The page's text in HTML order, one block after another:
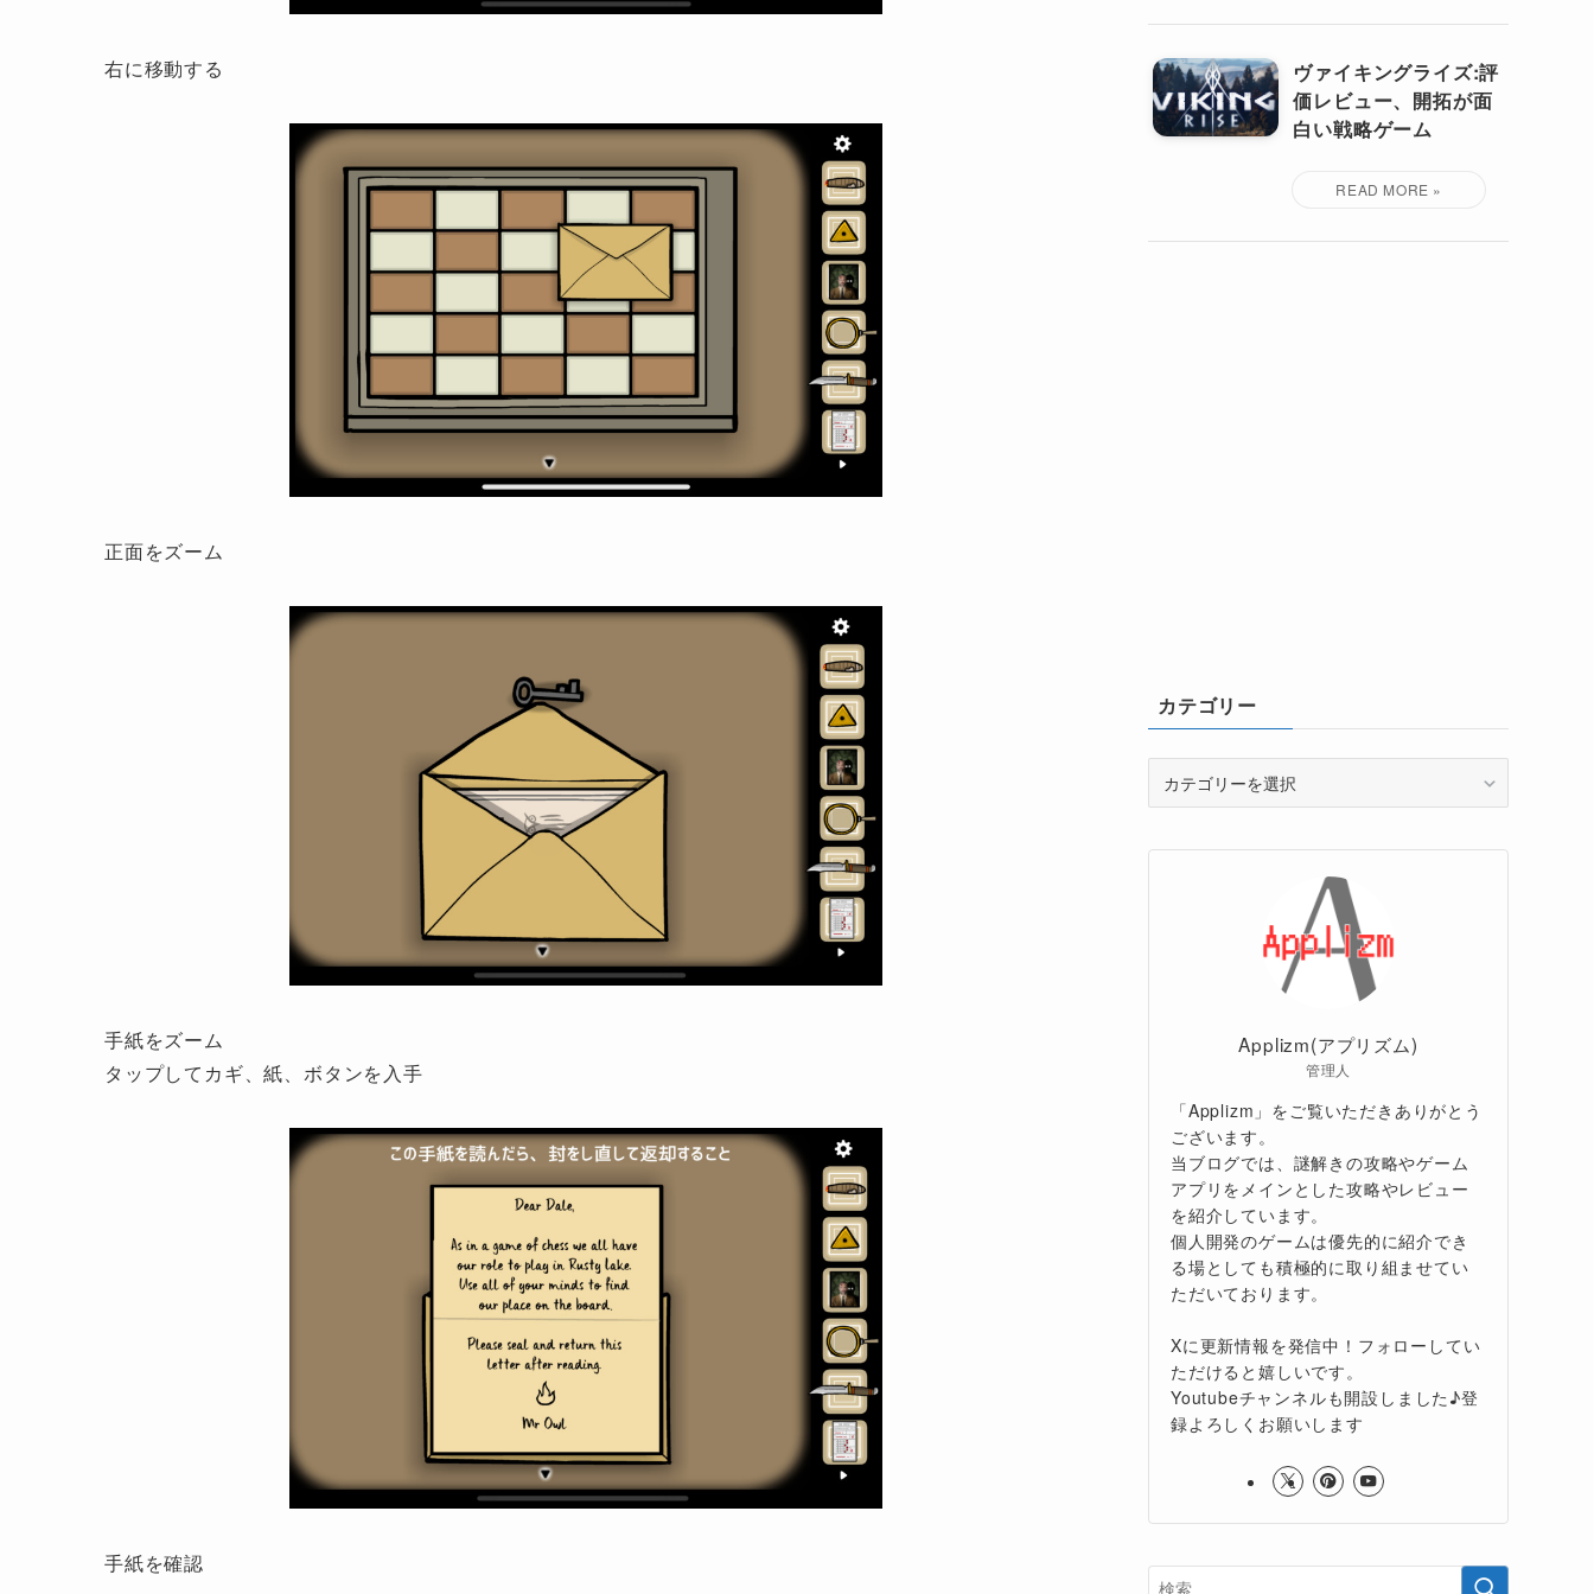
右に移動する
正面をズーム
手紙をズーム
タップしてカギ、紙、ボタンを入手
手紙を確認
ヴァイキングライズ:評
価レビュー、開拓が面
白い戦略ゲーム
カテゴリー
リ
Applizm(アプリズム)
管理人
「Applizm」をご覧いただきありがとう
ございます。
当ブログでは、謎解きの攻略やゲーム
アプリをメインとした攻略やレビュー
を紹介しています。
個人開発のゲームは優先的に紹介でき
る場としても積極的に取り組ませてい
ただいております。
Xに更新情報を発信中！フォローしてい
ただけると嬉しいです。
Youtubeチャンネルも開設しました♪登
録よろしくお願いします